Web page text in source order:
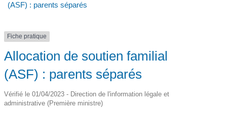
(ASF) : parents séparés
Fiche pratique
Allocation de soutien familial
(ASF) : parents séparés
Vérifié le 01/04/2023 - Direction de l'information légale et
administrative (Première ministre)